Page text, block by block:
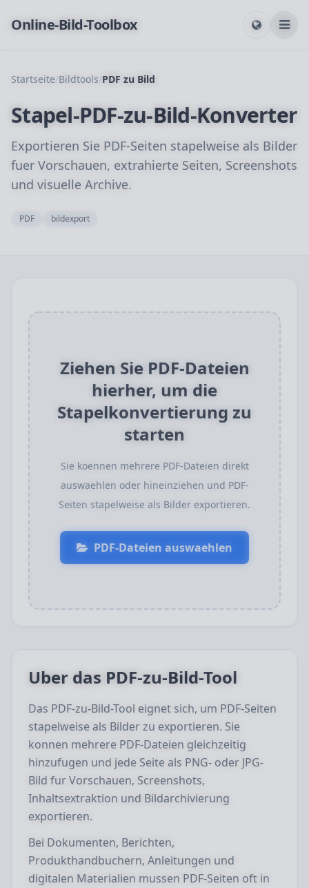
Online-Bild-Toolbox
Startseite/Bildtools/PDF zu Bild
Stapel-PDF-zu-Bild-Konverter
Exportieren Sie PDF-Seiten stapelweise als Bilder
fuer Vorschauen, extrahierte Seiten, Screenshots
und visuelle Archive.
PDF bildexport
Ziehen Sie PDF-Dateien
hierher, um die
Stapelkonvertierung zu
starten
Sie koennen mehrere PDF-Dateien direkt
auswaehlen oder hineinziehen und PDF-
Seiten stapelweise als Bilder exportieren.
PDF-Dateien auswaehlen
Uber das PDF-zu-Bild-Tool
Das PDF-zu-Bild-Tool eignet sich, um PDF-Seiten
stapelweise als Bilder zu exportieren. Sie
konnen mehrere PDF-Dateien gleichzeitig
hinzufugen und jede Seite als PNG- oder JPG-
Bild fur Vorschauen, Screenshots,
Inhaltsextraktion und Bildarchivierung
exportieren.
Bei Dokumenten, Berichten,
Produkthandbuchern, Anleitungen und
digitalen Materialien mussen PDF-Seiten oft in